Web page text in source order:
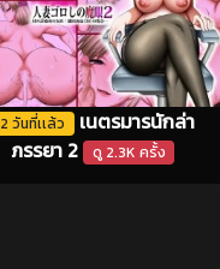
2 วันที่เเล้ว เนตรมารนักล่า
ภรรยา 2
ดู 2.3K ครั้ง